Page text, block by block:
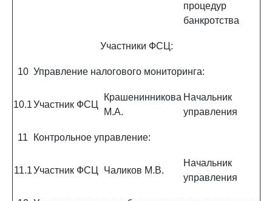
процедур
банкротства
Участники ФСЦ:
10 Управление налогового мониторинга:
10.1Участник ФСЦ
Крашенинникова
М.А.
Начальник
управления
11 Контрольное управление:
11.1Участник ФСЦ Чаликов М.В.
Начальник
управления